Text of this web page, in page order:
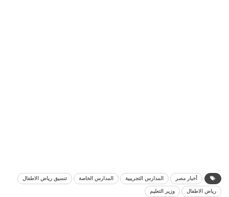
أخبار مصر المدارس التجريبية المدارس الخاصة تنسيق رياض الاطفال
رياض الاطفال وزير التعليم